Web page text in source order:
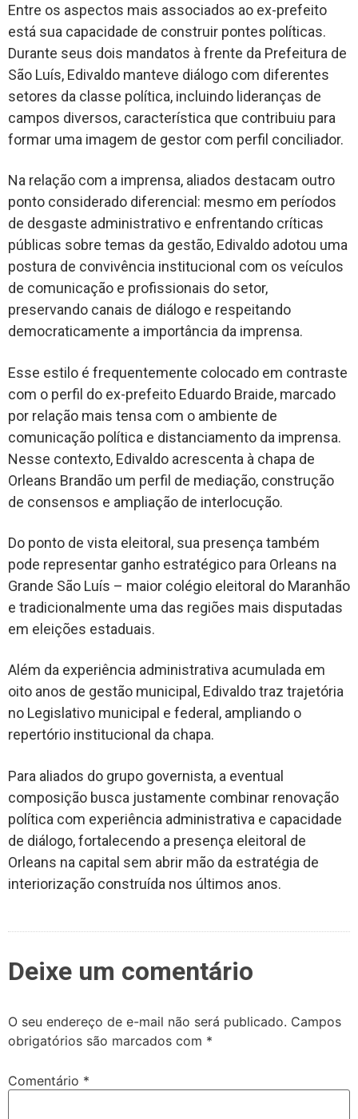
Entre os aspectos mais associados ao ex-prefeito
está sua capacidade de construir pontes políticas.
Durante seus dois mandatos à frente da Prefeitura de
São Luís, Edivaldo manteve diálogo com diferentes
setores da classe política, incluindo lideranças de
campos diversos, característica que contribuiu para
formar uma imagem de gestor com perfil conciliador.
Na relação com a imprensa, aliados destacam outro
ponto considerado diferencial: mesmo em períodos
de desgaste administrativo e enfrentando críticas
públicas sobre temas da gestão, Edivaldo adotou uma
postura de convivência institucional com os veículos
de comunicação e profissionais do setor,
preservando canais de diálogo e respeitando
democraticamente a importância da imprensa.
Esse estilo é frequentemente colocado em contraste
com o perfil do ex-prefeito Eduardo Braide, marcado
por relação mais tensa com o ambiente de
comunicação política e distanciamento da imprensa.
Nesse contexto, Edivaldo acrescenta à chapa de
Orleans Brandão um perfil de mediação, construção
de consensos e ampliação de interlocução.
Do ponto de vista eleitoral, sua presença também
pode representar ganho estratégico para Orleans na
Grande São Luís – maior colégio eleitoral do Maranhão
e tradicionalmente uma das regiões mais disputadas
em eleições estaduais.
Além da experiência administrativa acumulada em
oito anos de gestão municipal, Edivaldo traz trajetória
no Legislativo municipal e federal, ampliando o
repertório institucional da chapa.
Para aliados do grupo governista, a eventual
composição busca justamente combinar renovação
política com experiência administrativa e capacidade
de diálogo, fortalecendo a presença eleitoral de
Orleans na capital sem abrir mão da estratégia de
interiorização construída nos últimos anos.
Deixe um comentário
O seu endereço de e-mail não será publicado. Campos
obrigatórios são marcados com *
Comentário *